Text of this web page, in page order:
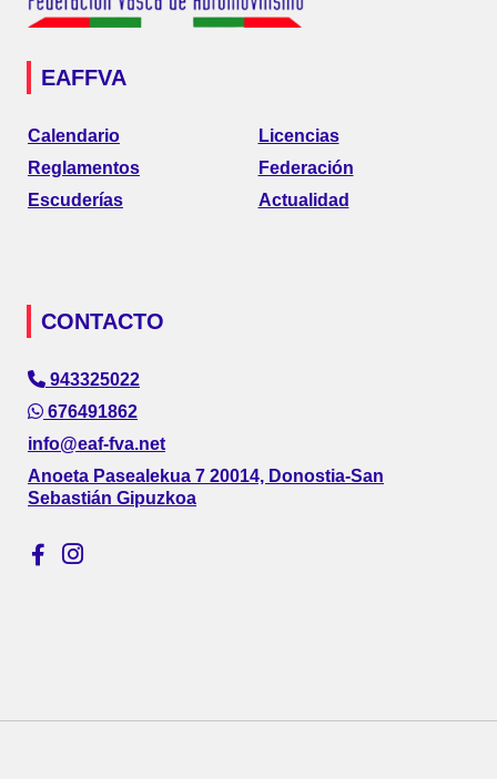
EAFFVA
Calendario
Reglamentos
Escuderías
Licencias
Federación
Actualidad
CONTACTO
943325022
676491862
info@eaf-fva.net
Anoeta Pasealekua 7 20014, Donostia-San
Sebastián Gipuzkoa